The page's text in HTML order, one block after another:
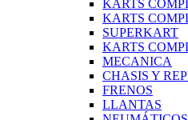
KARTS
KARTS
SUPERKART
KARTS
MECANICA
CHASIS Y
FRENOS
LLANTAS